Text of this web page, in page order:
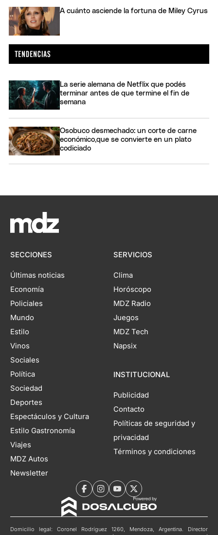
A cuánto asciende la fortuna de Miley Cyrus
La serie alemana de Netflix que podés
terminar antes de que termine el fin de
semana
Osobuco desmechado: un corte de carne
económico,que se convierte en un plato
codiciado
SECCIONES
Últimas noticias
Economía
Policiales
Mundo
Estilo
Vinos
Sociales
Política
Sociedad
Deportes
Espectáculos y Cultura
Estilo Gastronomía
Viajes
MDZ Autos
Newsletter
SERVICIOS
Clima
Horóscopo
MDZ Radio
Juegos
MDZ Tech
Napsix
INSTITUCIONAL
Publicidad
Contacto
Políticas de seguridad y
privacidad
Términos y condiciones
Domicilio legal: Coronel Rodríguez 1260, Mendoza, Argentina. Director